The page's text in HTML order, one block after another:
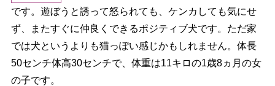
です。遊ぼうと誘って怒られても、ケンカしても気にせ
ず、またすぐに仲良くできるポジティブ犬です。ただ家
では犬というよりも猫っぽい感じかもしれません。体長
50センチ体高30センチで、体重は11キロの1歳8ヵ月の女
の子です。